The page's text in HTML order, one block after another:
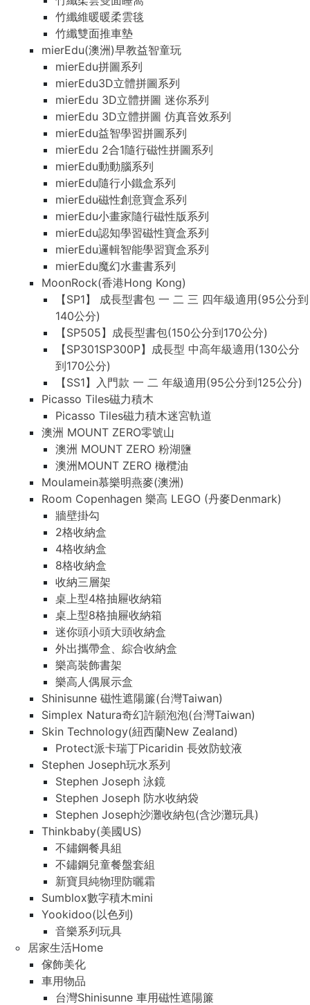
竹纖維暖暖柔雲毯
竹纖雙面推車墊
mierEdu(澳洲)早教益智童玩
mierEdu拼圖系列
mierEdu3D立體拼圖系列
mierEdu 3D立體拼圖 迷你系列
mierEdu 3D立體拼圖 仿真音效系列
mierEdu益智學習拼圖系列
mierEdu 2合1隨行磁性拼圖系列
mierEdu動動腦系列
mierEdu隨行小鐵盒系列
mierEdu磁性創意寶盒系列
mierEdu小畫家隨行磁性版系列
mierEdu認知學習磁性寶盒系列
mierEdu邏輯智能學習寶盒系列
mierEdu魔幻水畫書系列
MoonRock(香港Hong Kong)
【SP1】 成長型書包 一 二 三 四年級適用(95公分到
140公分)
【SP505】成長型書包(150公分到170公分)
【SP301SP300P】成長型 中高年級適用(130公分
到170公分)
【SS1】入門款 一 二 年級適用(95公分到125公分)
Picasso Tiles磁力積木
Picasso Tiles磁力積木迷宮軌道
澳洲 MOUNT ZERO零號山
澳洲 MOUNT ZERO 粉湖鹽
澳洲MOUNT ZERO 橄欖油
Moulamein慕樂明燕麥(澳洲)
Room Copenhagen 樂高 LEGO (丹麥Denmark)
牆壁掛勾
2格收納盒
4格收納盒
8格收納盒
收納三層架
桌上型4格抽屜收納箱
桌上型8格抽屜收納箱
迷你頭小頭大頭收納盒
外出攜帶盒、綜合收納盒
樂高裝飾書架
樂高人偶展示盒
Shinisunne 磁性遮陽簾(台灣Taiwan)
Simplex Natura奇幻許願泡泡(台灣Taiwan)
Skin Technology(紐西蘭New Zealand)
Protect派卡瑞丁Picaridin 長效防蚊液
Stephen Joseph玩水系列
Stephen Joseph 泳鏡
Stephen Joseph 防水收納袋
Stephen Joseph沙灘收納包(含沙灘玩具)
Thinkbaby(美國US)
不鏽鋼餐具組
不鏽鋼兒童餐盤套組
新寶貝純物理防曬霜
Sumblox數字積木mini
Yookidoo(以色列)
音樂系列玩具
居家生活Home
傢飾美化
車用物品
台灣Shinisunne 車用磁性遮陽簾